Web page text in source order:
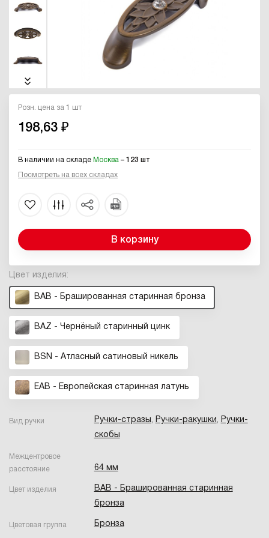
Цвет изделия:
BAB - Брашированная старинная бронза
BAZ - Чернёный старинный цинк
BSN - Атласный сатиновый никель
EAB - Европейская старинная латунь
Вид ручки Ручки-стразы, Ручки-ракушки, Ручки-
скобы
Межцентровое
расстояние
64 мм
Цвет изделия
BAB - Брашированная старинная
бронза
Цветовая группа Бронза
Розн. цена за 1 шт
198,63 ₽
В наличии на складе Москва – 123 шт
Посмотреть на всех складах
В корзину